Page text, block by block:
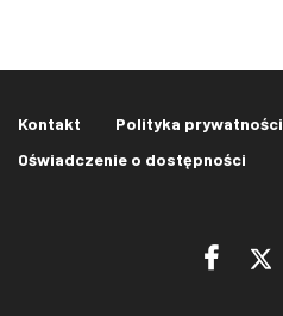
Kontakt Polityka prywatności
Oświadczenie o dostępności